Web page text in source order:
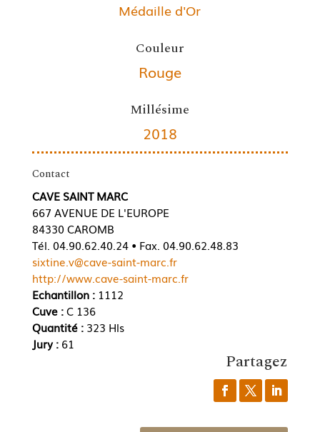
Médaille d'Or
Couleur
Rouge
Millésime
2018
Contact
CAVE SAINT MARC
667 AVENUE DE L'EUROPE
84330 CAROMB
Tél. 04.90.62.40.24 • Fax. 04.90.62.48.83
sixtine.v@cave-saint-marc.fr
http://www.cave-saint-marc.fr
Echantillon :1112
Cuve :C 136
Quantité : 323 Hls
Jury : 61
Partagez